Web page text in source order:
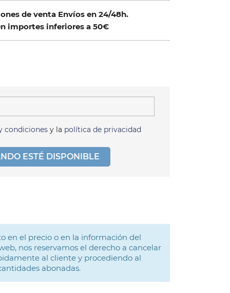
de venta Envíos en 24/48h.
importes inferiores a 50€
condiciones y la política de privacidad
ESTÉ DISPONIBLE
en el precio o en la información del
nos reservamos el derecho a cancelar
al cliente y procediendo al
abonadas.